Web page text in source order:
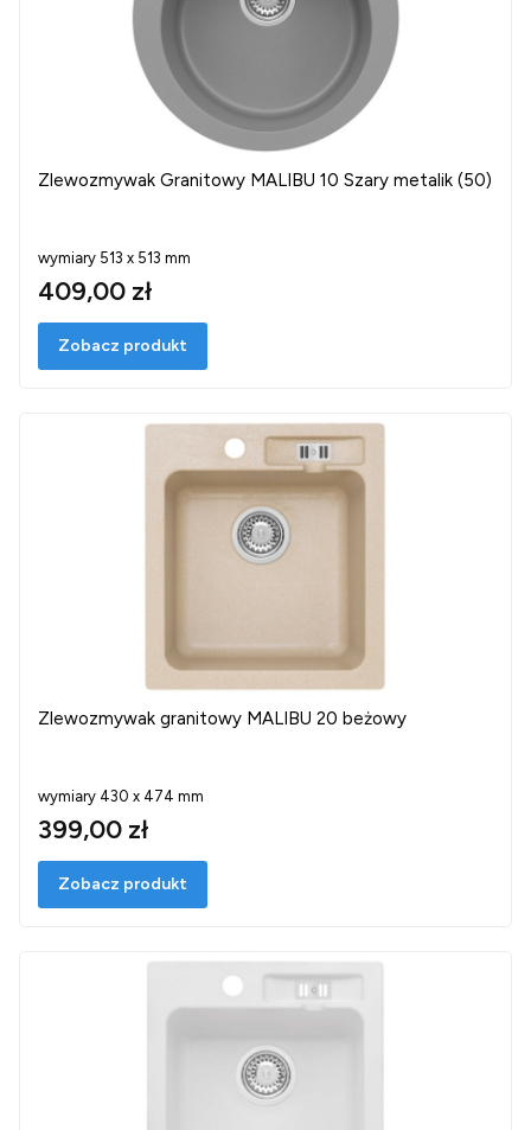
Zlewozmywak Granitowy MALIBU 10 Szary metalik (50)
wymiary 513 x 513 mm
409,00 zł
Zobacz produkt
Zlewozmywak granitowy MALIBU 20 beżowy
wymiary 430 x 474 mm
399,00 zł
Zobacz produkt